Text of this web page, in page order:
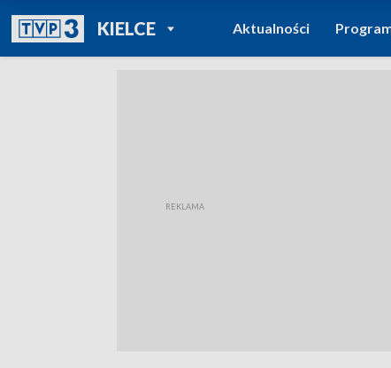
KIELCEPOWRÓT DO
TVP REGIONY
Aktualności